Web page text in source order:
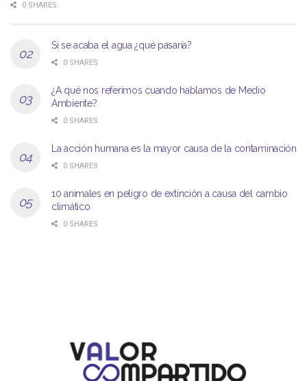
0 SHARES
Si se acaba el agua ¿qué pasaría?
0 SHARES
¿A qué nos referimos cuando hablamos de Medio
Ambiente?
0 SHARES
La acción humana es la mayor causa de la contaminación
0 SHARES
10 animales en peligro de extinción a causa del cambio
climático
0 SHARES